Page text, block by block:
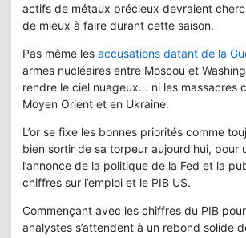
actifs de métaux précieux devraient
de mieux à faire durant cette saison.
Pas même les accusations datant de la
armes nucléaires entre Moscou et
rendre le ciel nuageux… ni les massacres
Moyen Orient et en Ukraine.
L’or se fixe les bonnes priorités comme
bien sortir de sa torpeur aujourd’hui, pour
l’annonce de la politique de la Fed et la
chiffres sur l’emploi et le PIB US.
Commençant avec les chiffres du PIB
analystes s’attendent à un rebond solide